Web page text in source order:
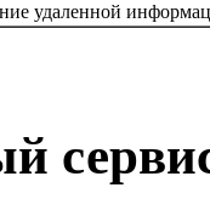
удаленной